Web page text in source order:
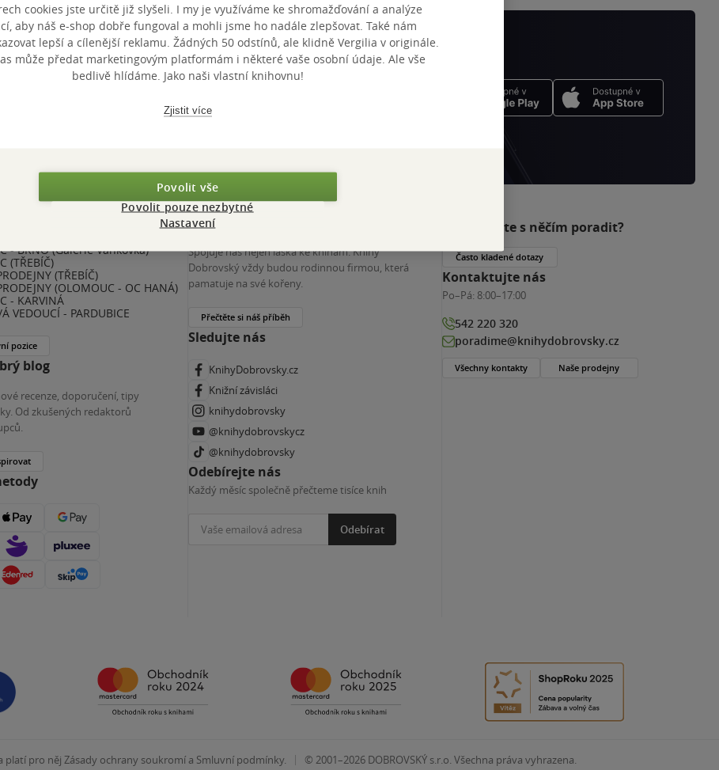
- BRNO (Galerie Vaňkovka)
(TŘEBÍČ)
(TŘEBÍČ)
(OLOMOUC - OC HANÁ)
- KARVINÁ
VEDOUCÍ - PARDUBICE
pozice
blog
recenze, doporučení, tipy
Od zkušených redaktorů
Více o nás
Spojuje nás nejen láska ke knihám. Knihy
Dobrovský vždy budou rodinnou firmou, která
pamatuje na své kořeny.
Přečtěte si náš příběh
Sledujte nás
KnihyDobrovsky.cz
Knižní závisláci
knihydobrovsky
@knihydobrovskycz
@knihydobrovsky
Odebírejte nás
Každý měsíc společně přečteme tisíce knih
Odebírat
Potřebujete s něčím poradit?
Často kladené dotazy
Kontaktujte nás
Po–Pá: 8:00–17:00
542 220 320
poradime@knihydobrovsky.cz
Všechny kontakty Naše prodejny
platí pro něj Zásady ochrany soukromí a Smluvní podmínky. | © 2001–2026 DOBROVSKÝ s.r.o. Všechna práva vyhrazena.
cookies jste určitě již slyšeli. I my je využíváme ke shromažďování a analýze
aby náš e-shop dobře fungoval a mohli jsme ho nadále zlepšovat. Také nám
lepší a cílenější reklamu. Žádných 50 odstínů, ale klidně Vergilia v originále.
může předat marketingovým platformám i některé vaše osobní údaje. Ale vše
bedlivě hlídáme. Jako naši vlastní knihovnu!
Zjistit více
Povolit vše
Povolit pouze nezbytné
Nastavení